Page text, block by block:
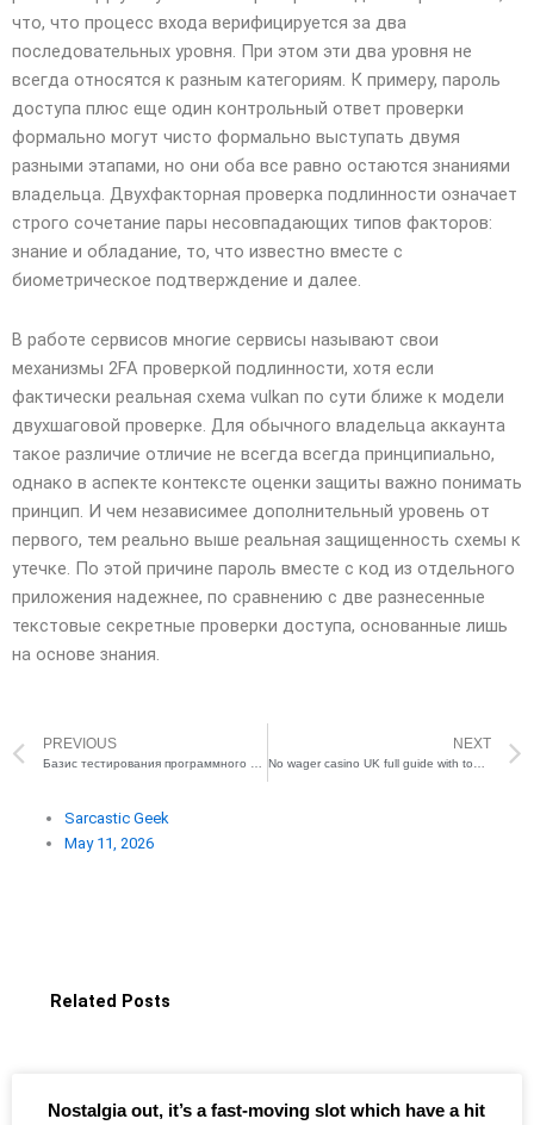
что, что процесс входа верифицируется за два
последовательных уровня. При этом эти два уровня не
всегда относятся к разным категориям. К примеру, пароль
доступа плюс еще один контрольный ответ проверки
формально могут чисто формально выступать двумя
разными этапами, но они оба все равно остаются знаниями
владельца. Двухфакторная проверка подлинности означает
строго сочетание пары несовпадающих типов факторов:
знание и обладание, то, что известно вместе с
биометрическое подтверждение и далее.
В работе сервисов многие сервисы называют свои
механизмы 2FA проверкой подлинности, хотя если
фактически реальная схема vulkan по сути ближе к модели
двухшаговой проверке. Для обычного владельца аккаунта
такое различие отличие не всегда всегда принципиально,
однако в аспекте контексте оценки защиты важно понимать
принцип. И чем независимее дополнительный уровень от
первого, тем реально выше реальная защищенность схемы к
утечке. По этой причине пароль вместе с код из отдельного
приложения надежнее, по сравнению с две разнесенные
текстовые секретные проверки доступа, основанные лишь
на основе знания.
Prev
PREVIOUS NEXT
Sarcastic Geek
May 11, 2026
Related Posts
Nostalgia out, it’s a fast-moving slot which have a hit